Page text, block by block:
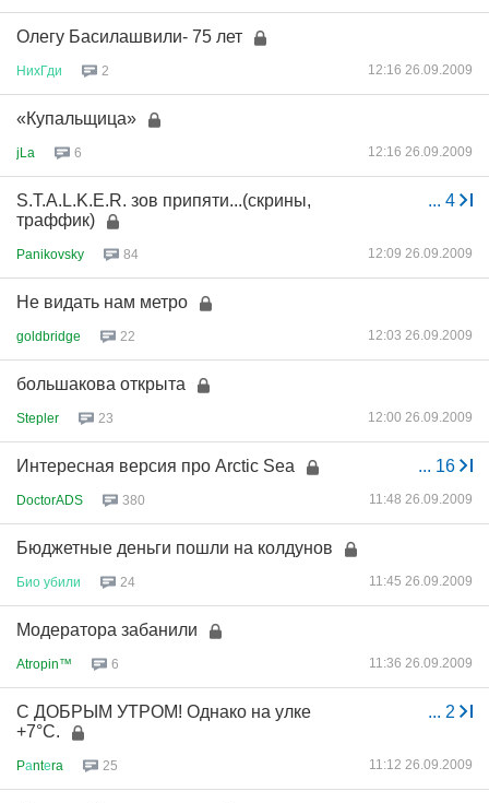
Олегу Басилашвили- 75 лет
НихГди 2 12:16 26.09.2009
«Купальщица»
jLa 6 12:16 26.09.2009
... 4
S.T.A.L.K.E.R. зов припяти...(скрины,
траффик)
Panikovsky 84 12:09 26.09.2009
Не видать нам метро
goldbridge 22 12:03 26.09.2009
большакова открыта
Stepler 23 12:00 26.09.2009
... 16
Интересная версия про Arctic Sea
DoctorADS 380 11:48 26.09.2009
Бюджетные деньги пошли на колдунов
Био убили 24 11:45 26.09.2009
Модератора забанили
Atropin™ 6 11:36 26.09.2009
... 2
С ДОБРЫМ УТРОМ! Однако на улке
+7°C.
Pаntеra 25 11:12 26.09.2009